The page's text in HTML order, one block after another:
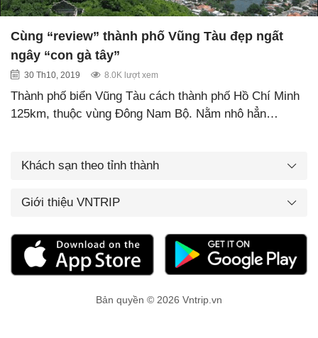
Cùng “review” thành phố Vũng Tàu đẹp ngất
ngây “con gà tây”
30 Th10, 2019 8.0K lượt xem
Thành phố biển Vũng Tàu cách thành phố Hồ Chí Minh
125km, thuộc vùng Đông Nam Bộ. Nằm nhô hẳn…
Khách sạn theo tỉnh thành
Giới thiệu VNTRIP
Bản quyền © 2026 Vntrip.vn